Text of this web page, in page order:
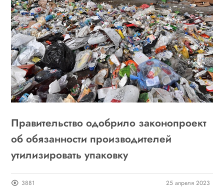
Правительство одобрило законопроект
об обязанности производителей
утилизировать упаковку
3881 25 апреля 2023